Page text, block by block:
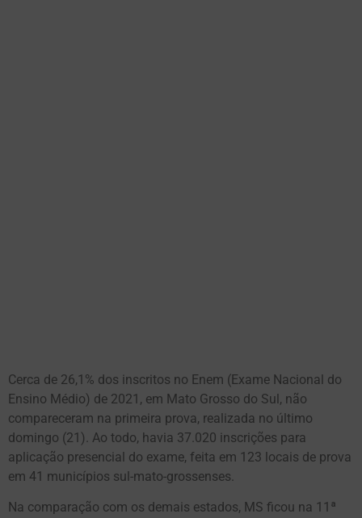
Cerca de 26,1% dos inscritos no Enem (Exame Nacional do
Ensino Médio) de 2021, em Mato Grosso do Sul, não
compareceram na primeira prova, realizada no último
domingo (21). Ao todo, havia 37.020 inscrições para
aplicação presencial do exame, feita em 123 locais de prova
em 41 municípios sul-mato-grossenses.
Na comparação com os demais estados, MS ficou na 11ª